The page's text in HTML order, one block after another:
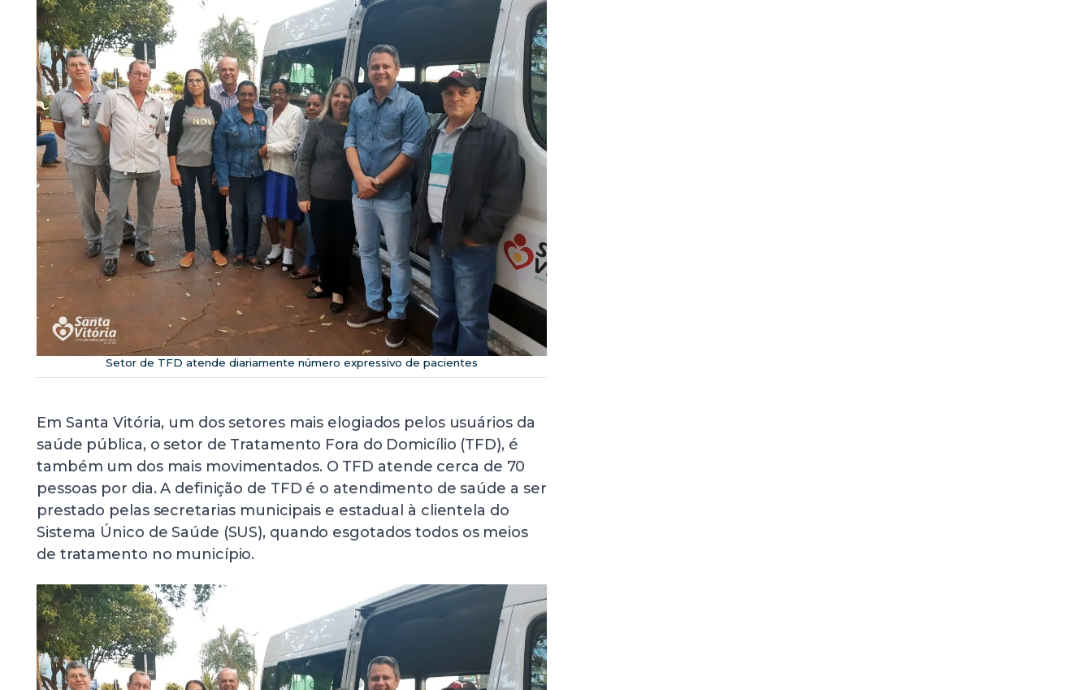
Setor de TFD atende diariamente número expressivo de pacientes
Em Santa Vitória, um dos setores mais elogiados pelos usuários da
saúde pública, o setor de Tratamento Fora do Domicílio (TFD), é
também um dos mais movimentados. O TFD atende cerca de 70
pessoas por dia. A definição de TFD é o atendimento de saúde a ser
prestado pelas secretarias municipais e estadual à clientela do
Sistema Único de Saúde (SUS), quando esgotados todos os meios
de tratamento no município.